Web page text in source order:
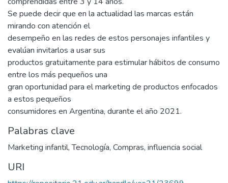
Se puede decir que en la actualidad las marcas están
mirando con atención el
desempeño en las redes de estos personajes infantiles y
evalúan invitarlos a usar sus
productos gratuitamente para estimular hábitos de consumo
entre los más pequeños una
gran oportunidad para el marketing de productos enfocados
a estos pequeños
consumidores en Argentina, durante el año 2021.
Palabras clave
Marketing infantil,Tecnología, Compras, influencia social
URI